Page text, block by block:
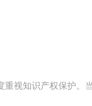
视知识产权保护。